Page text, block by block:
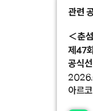
관련
＜춘
제47
공식
아르